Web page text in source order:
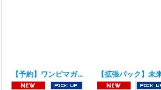
【予約】ワンピマガジンVol.21「ヒロインズ」ONE PIECE magazine Vol.21 特集 ヒロインズ 限定カード付き 2026年9月4日発売予定 ワンピース マガジン 21 少年ジャンプ ONEPIECE カードゲーム 特典 同梱版